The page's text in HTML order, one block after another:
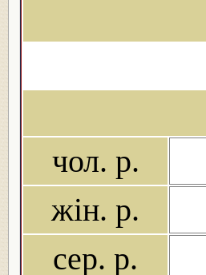
чол. р.
жін. р.
сер. р.